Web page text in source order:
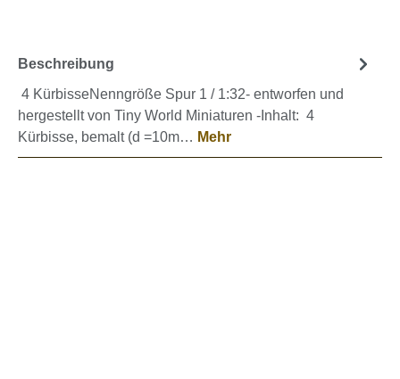
Beschreibung
4 KürbisseNenngröße Spur 1 / 1:32- entworfen und
hergestellt von Tiny World Miniaturen -Inhalt: 4
Kürbisse, bemalt (d =10m… Mehr